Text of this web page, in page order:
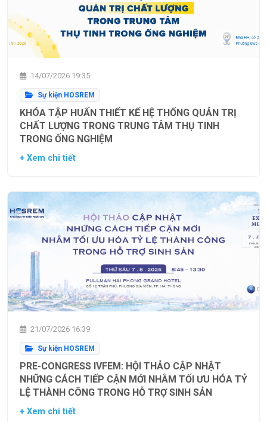
14/07/2026 19:35
Sự kiện HOSREM
KHÓA TẬP HUẤN THIẾT KẾ HỆ THỐNG QUẢN TRỊ
CHẤT LƯỢNG TRONG TRUNG TÂM THỤ TINH
TRONG ỐNG NGHIỆM
+ Xem chi tiết
21/07/2026 16:39
Sự kiện HOSREM
PRE-CONGRESS IVFEM: HỘI THẢO CẬP NHẬT
NHỮNG CÁCH TIẾP CẬN MỚI NHẰM TỐI ƯU HÓA TỶ
LỆ THÀNH CÔNG TRONG HỖ TRỢ SINH SẢN
+ Xem chi tiết